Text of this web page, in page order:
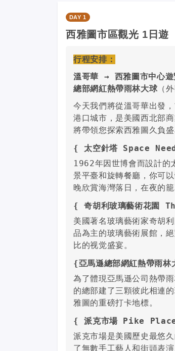
DAY 1
西雅圖市區觀光 1日遊
行程安排：
溫哥華 → 西雅圖市中心遊
總部網紅熱帶雨林大球 （
今天我們將從溫哥華出發
港口城市，是美國西北部
將帶領您探索西雅圖久負
{ 太空針塔 Space
1962年因世博會而設計的
景平臺和旋轉餐廳，你可
晚欣賞海灣落日，在夜的
{ 奇胡利玻璃藝術花
美國著名玻璃藝術家奇胡
品為主的玻璃藝術展館，
比的视觉盛宴。
{亞馬遜總部網紅熱帶
為了體現亞馬遜公司熱帶
的總部建了三顆彼此相連
雅圖的重磅打卡地標。
{ 派克市場 Pike
派克市場是美國歷史最悠
了無數手工藝人和街頭表